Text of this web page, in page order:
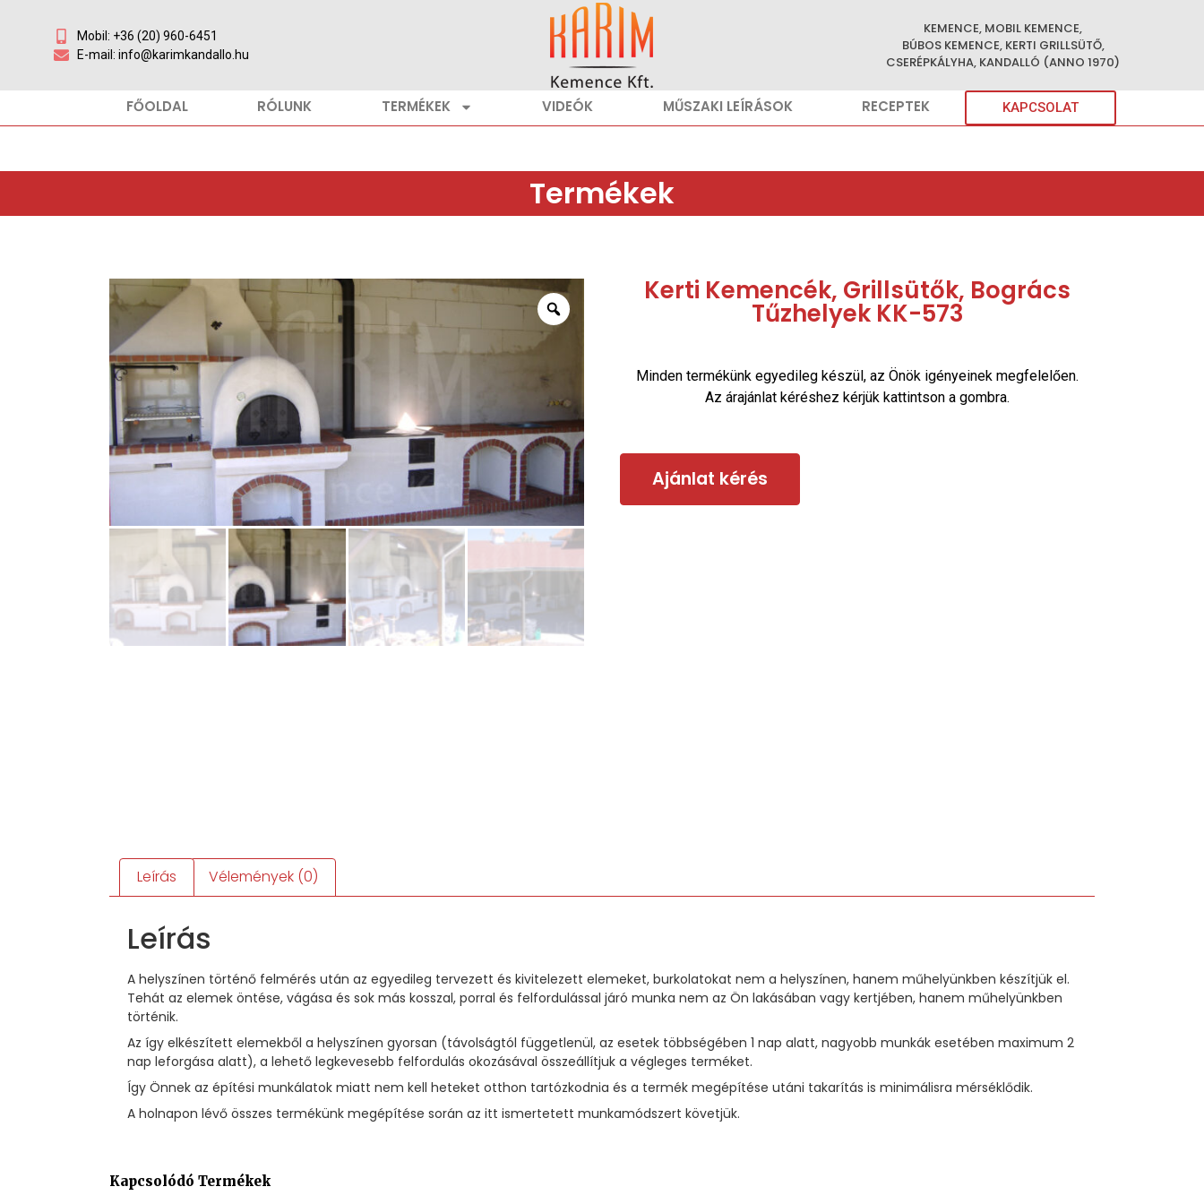
Mobil: +36 (20) 960-6451
E-mail: info@karimkandallo.hu
KEMENCE, MOBIL KEMENCE,
BÚBOS KEMENCE, KERTI GRILLSÜTŐ,
CSERÉPKÁLYHA, KANDALLÓ (ANNO 1970)
FŐOLDAL RÓLUNK TERMÉKEK VIDEÓK MŰSZAKI LEÍRÁSOK RECEPTEK KAPCSOLAT
Termékek
Kerti Kemencék, Grillsütők, Bogrács
Tűzhelyek KK-573
Minden termékünk egyedileg készül, az Önök igényeinek megfelelően.
Az árajánlat kéréshez kérjük kattintson a gombra.
Ajánlat kérés
Leírás Vélemények (0)
Leírás
A helyszínen történő felmérés után az egyedileg tervezett és kivitelezett elemeket, burkolatokat nem a helyszínen, hanem műhelyünkben készítjük el.
Tehát az elemek öntése, vágása és sok más kosszal, porral és felfordulással járó munka nem az Ön lakásában vagy kertjében, hanem műhelyünkben
történik.
Az így elkészített elemekből a helyszínen gyorsan (távolságtól függetlenül, az esetek többségében 1 nap alatt, nagyobb munkák esetében maximum 2
nap leforgása alatt), a lehető legkevesebb felfordulás okozásával összeállítjuk a végleges terméket.
Így Önnek az építési munkálatok miatt nem kell heteket otthon tartózkodnia és a termék megépítése utáni takarítás is minimálisra mérséklődik.
A holnapon lévő összes termékünk megépítése során az itt ismertetett munkamódszert követjük.
Kapcsolódó Termékek